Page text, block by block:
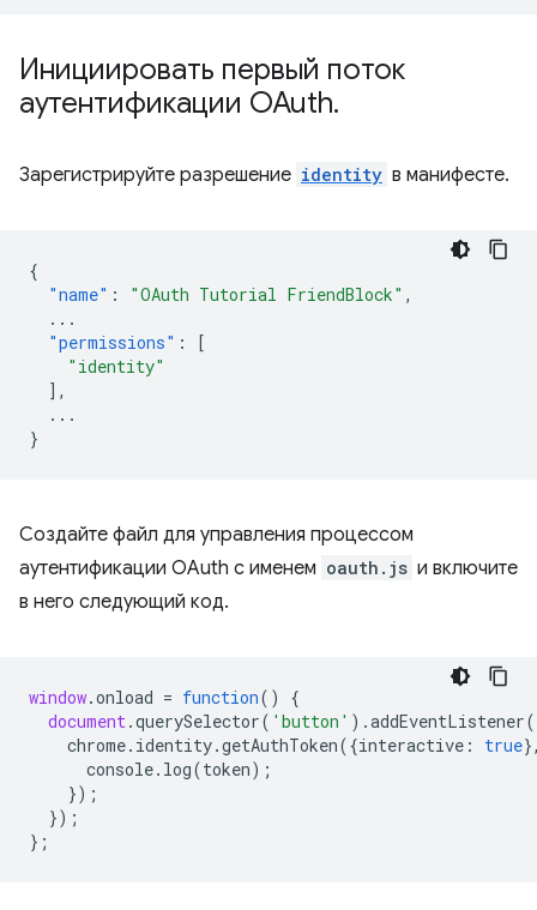
Инициировать первый поток
аутентификации OAuth.
Зарегистрируйте разрешение identity в манифесте.
{
"name" : "OAuth Tutorial FriendBlock" ,
...
"permissions" :
[
"identity"
],
...
}
Создайте файл для управления процессом
аутентификации OAuth с именем oauth.js и включите
в него следующий код.
window.onload = function()
{
document.querySelector( 'button' ).addEventListener(
chrome. identity.getAuthToken({interactive : true
console. log(token);
});
});
};